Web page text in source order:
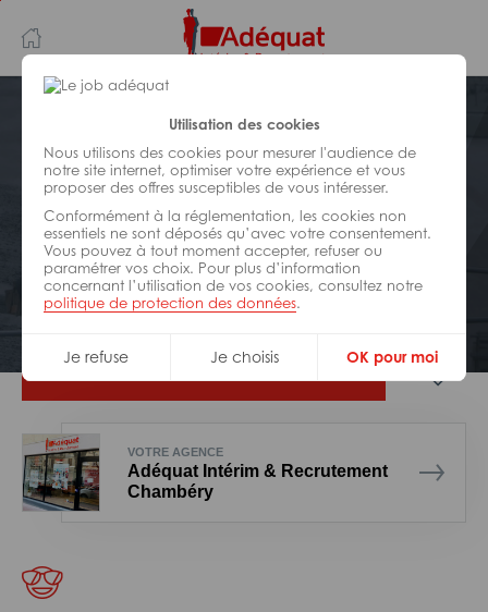
Utilisation des cookies
Nous utilisons des cookies pour mesurer l'audience de
notre site internet, optimiser votre expérience et vous
proposer des offres susceptibles de vous intéresser.
Conformément à la réglementation, les cookies non
essentiels ne sont déposés qu’avec votre consentement.
Vous pouvez à tout moment accepter, refuser ou
paramétrer vos choix. Pour plus d’information
concernant l’utilisation de vos cookies, consultez notre
politique de protection des données.
Je refuse Je choisis OK pour moi
au
contenu
principal
navigation
BÂTIMENT ET TRAVAUX PUBLICS
Réf : 004-313170
Chauffeur PL toupie a beton H/F
Interim Chambéry
VOTRE AGENCE
Adéquat Intérim & Recrutement
Chambéry